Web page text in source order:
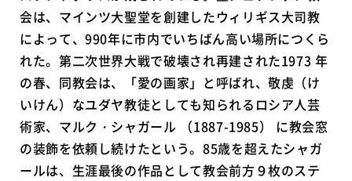
会は、マインツ大聖堂を創建したウィリギス大司教
によって、990年に市内でいちばん高い場所につくら
れた。第二次世界大戦で破壊され再建された1973 年
の春、同教会は、「愛の画家」と呼ばれ、敬虔（け
いけん）なユダヤ教徒としても知られるロシア人芸
術家、マルク・シャガール （1887-1985） に教会窓
の装飾を依頼し続けたという。85歳を超えたシャガ
ールは、生涯最後の作品として教会前方９枚のステ